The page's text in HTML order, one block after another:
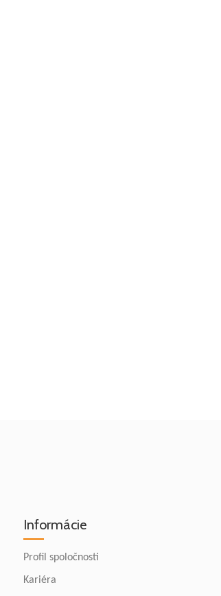
Informácie
Profil spoločnosti
Kariéra